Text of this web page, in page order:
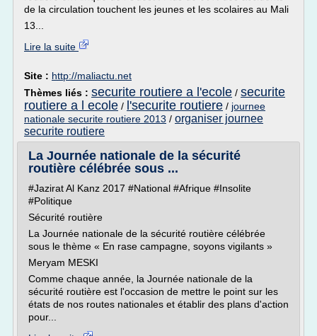
de la circulation touchent les jeunes et les scolaires au Mali
13...
Lire la suite
Site : http://maliactu.net
Thèmes liés : securite routiere a l'ecole / securite
routiere a l ecole / l'securite routiere / journee
nationale securite routiere 2013 / organiser journee
securite routiere
La Journée nationale de la sécurité
routière célébrée sous ...
#Jazirat Al Kanz 2017 #National #Afrique #Insolite
#Politique
Sécurité routière
La Journée nationale de la sécurité routière célébrée
sous le thème « En rase campagne, soyons vigilants »
Meryam MESKI
Comme chaque année, la Journée nationale de la
sécurité routière est l'occasion de mettre le point sur les
états de nos routes nationales et établir des plans d'action
pour...